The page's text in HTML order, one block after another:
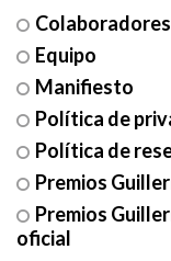
Equipo
Manifiesto
Política de
Política de
Premios
Premios
oficial